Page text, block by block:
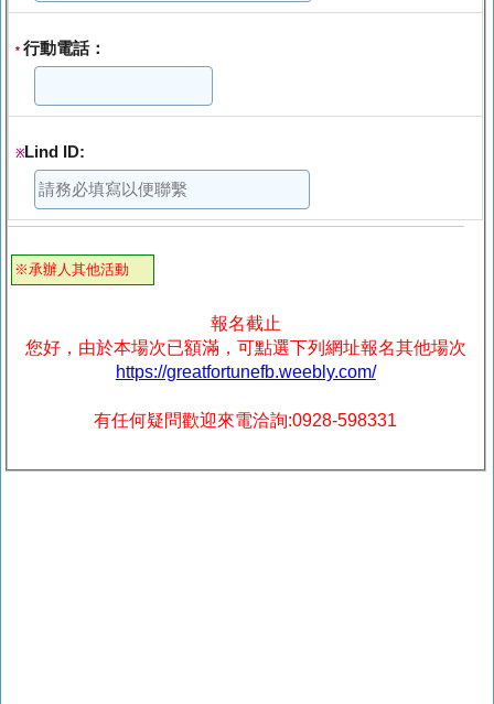
* 行動電話：
※Lind ID:
※承辦人其他活動
報名截止
您好，由於本場次已額滿，可點選下列網址報名其他場次
https://greatfortunefb.weebly.com/
有任何疑問歡迎來電洽詢:0928-598331